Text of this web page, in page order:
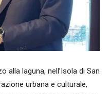
alla laguna, nell’Isola di San
urbana e culturale,